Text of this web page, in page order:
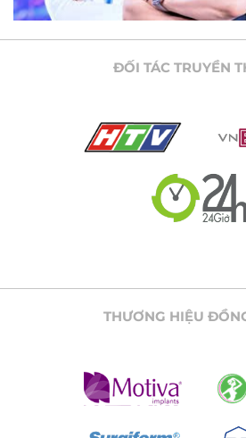
ĐỐI TÁC TRUYỀN
THƯƠNG HIỆU